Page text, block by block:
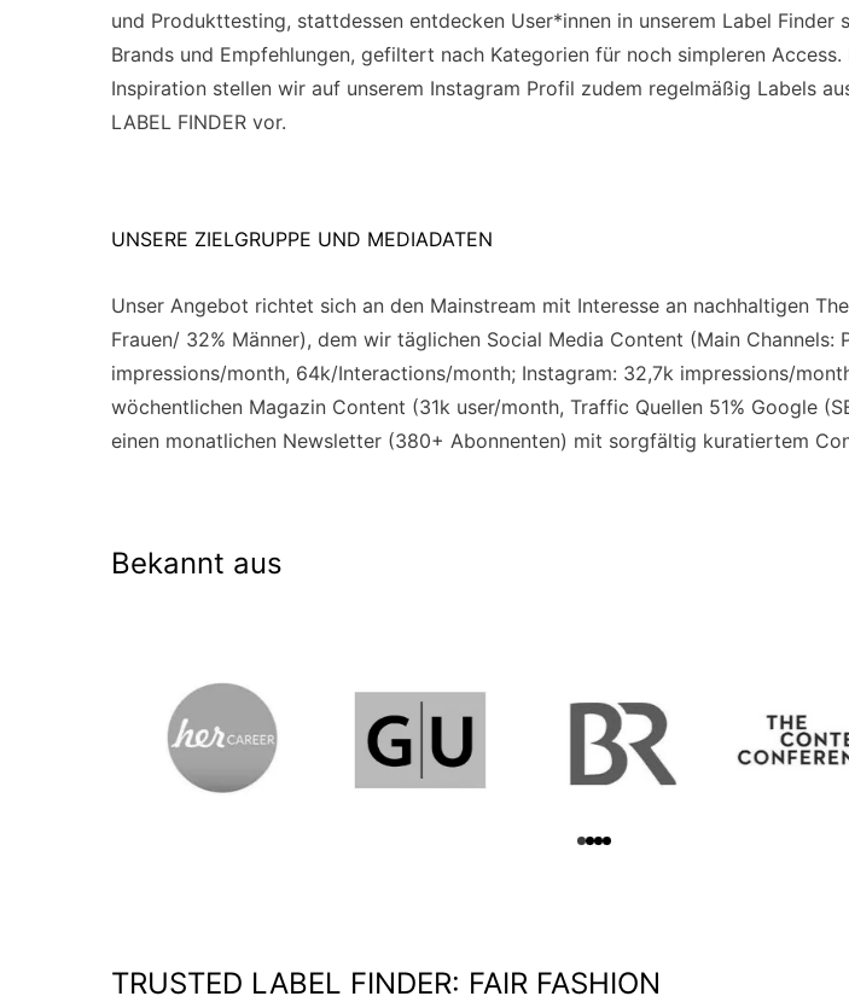
und Produkttesting, stattdessen entdecken User*innen in unserem Label
Brands und Empfehlungen, gefiltert nach Kategorien für noch simpleren Access.
Inspiration stellen wir auf unserem Instagram Profil zudem regelmäßig Labels
LABEL FINDER vor.
UNSERE ZIELGRUPPE UND MEDIADATEN
Unser Angebot richtet sich an den Mainstream mit Interesse an nachhaltigen
Frauen/ 32% Männer), dem wir täglichen Social Media Content (Main Channels:
impressions/month, 64k/Interactions/month; Instagram: 32,7k impressions/
wöchentlichen Magazin Content (31k user/month, Traffic Quellen 51% Google
einen monatlichen Newsletter (380+ Abonnenten) mit sorgfältig kuratiertem
Bekannt aus
TRUSTED LABEL FINDER: FAIR FASHION